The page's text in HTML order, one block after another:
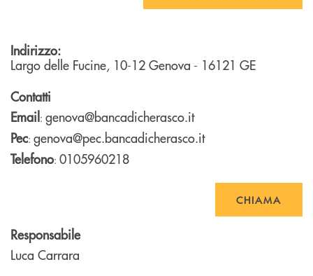
Indirizzo:
Largo delle Fucine, 10-12 Genova - 16121 GE
Contatti
Email : genova@bancadicherasco.it
Pec: genova@pec.bancadicherasco.it
Telefono: 0105960218
CHIAMA
Responsabile
Luca Carrara